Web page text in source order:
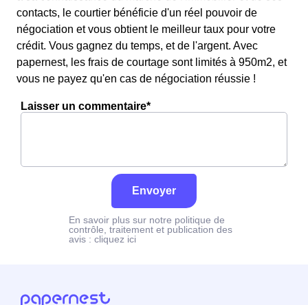
contacts, le courtier bénéficie d'un réel pouvoir de
négociation et vous obtient le meilleur taux pour votre
crédit. Vous gagnez du temps, et de l'argent. Avec
papernest, les frais de courtage sont limités à 950m2, et
vous ne payez qu'en cas de négociation réussie !
Laisser un commentaire*
Envoyer
En savoir plus sur notre politique de
contrôle, traitement et publication des
avis : cliquez ici